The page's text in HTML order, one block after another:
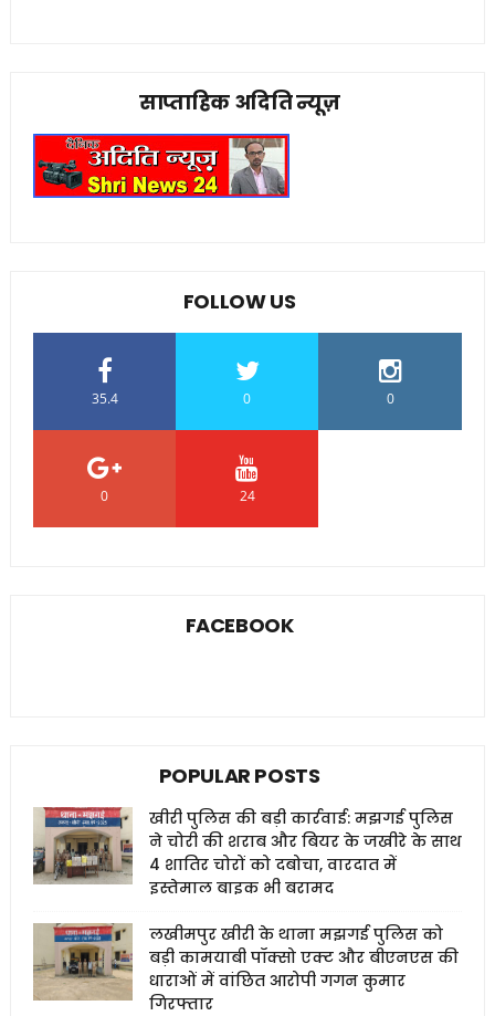
साप्ताहिक अदिति न्यूज़
FOLLOW US
35.4 0 0
0 24
FACEBOOK
POPULAR POSTS
खीरी पुलिस की बड़ी कार्रवाई: मझगई पुलिस
ने चोरी की शराब और बियर के जखीरे के साथ
4 शातिर चोरों को दबोचा, वारदात में
इस्तेमाल बाइक भी बरामद
लखीमपुर खीरी के थाना मझगई पुलिस को
बड़ी कामयाबी पॉक्सो एक्ट और बीएनएस की
धाराओं में वांछित आरोपी गगन कुमार
गिरफ्तार